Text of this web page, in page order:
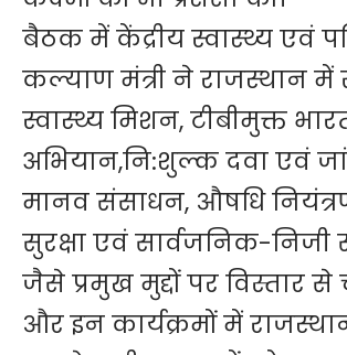
बैठक में केंद्रीय स्वास्थ्य एवं
कल्याण मंत्री ने राजस्थान में
स्वास्थ्य मिशन, टीबीमुक्त
अभियान,नि:शुल्क दवा एवं
मानव संसाधन, औषधि
सुरक्षा एवं सार्वजनिक-निजी
जैसे प्रमुख मुद्दों पर विस्तार से
और इन कार्यक्रमों में